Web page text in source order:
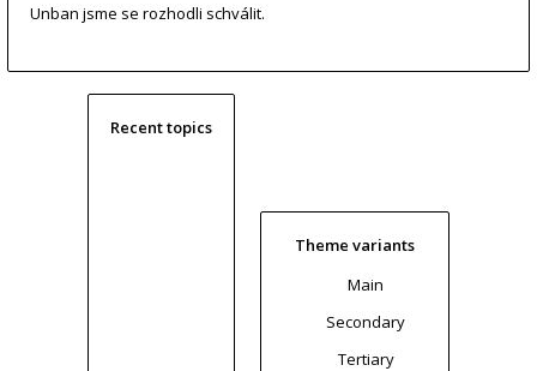
Unban jsme se rozhodli schválit.
Recent topics
Theme variants
Main
Secondary
Tertiary